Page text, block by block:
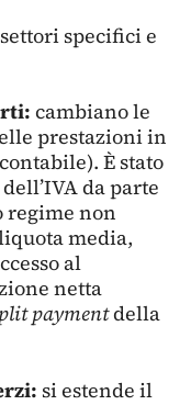
specifici e
cambiano le
prestazioni in
È stato
da parte
regime non
media,
al
netta
paymentdella
si estende il